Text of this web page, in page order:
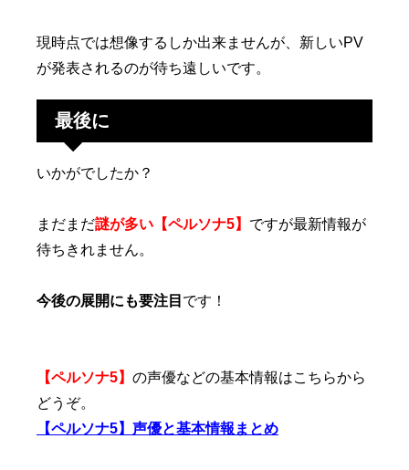
現時点では想像するしか出来ませんが、新しいPV
が発表されるのが待ち遠しいです。
最後に
いかがでしたか？
まだまだ謎が多い【ペルソナ5】 ですが最新情報が
待ちきれません。
今後の展開にも要注目 です！
【ペルソナ5】 の声優などの基本情報はこちらから
どうぞ。
【ペルソナ5】声優と基本情報まとめ